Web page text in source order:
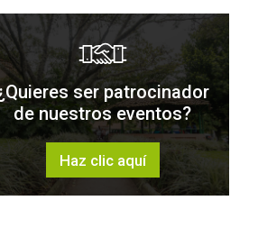
ser patrocinador
de nuestros eventos?
Haz clic aquí